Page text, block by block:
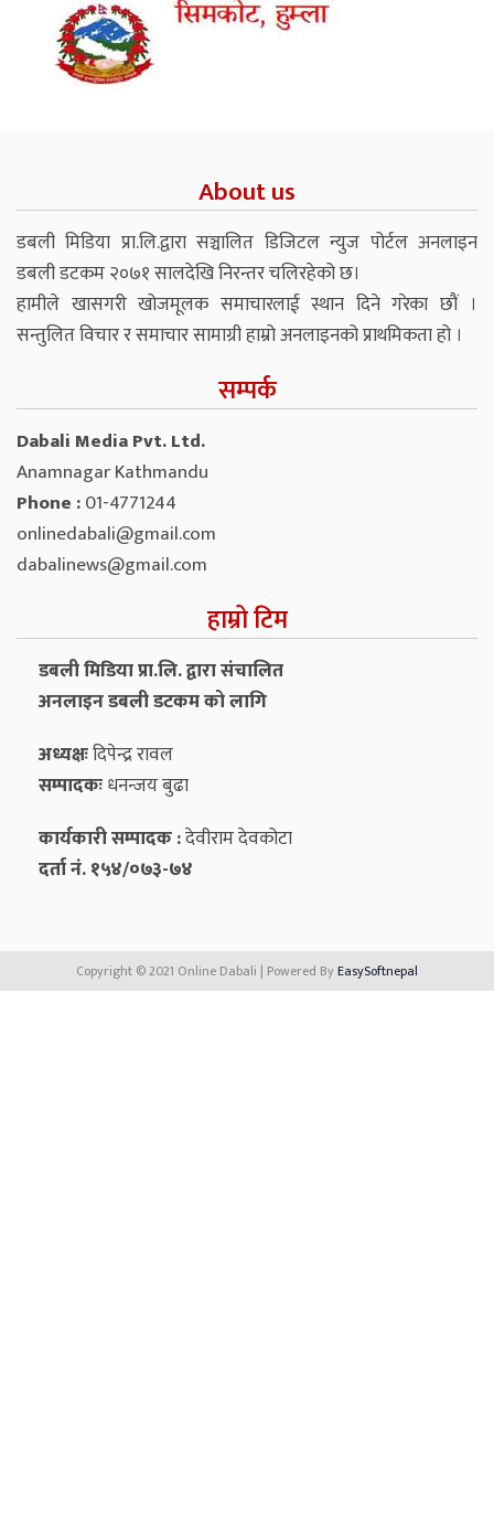
About us
डबली मिडिया प्रा.लि.द्वारा सञ्चालित डिजिटल न्युज पोर्टल अनलाइन
डबली डटकम २०७१ सालदेखि निरन्तर चलिरहेको छ।
हामीले खासगरी खोजमूलक समाचारलाई स्थान दिने गरेका छौं ।
सन्तुलित विचार र समाचार सामाग्री हाम्रो अनलाइनको प्राथमिकता हो ।
सम्पर्क
Dabali Media Pvt. Ltd.
Anamnagar Kathmandu
Phone :01-4771244
onlinedabali@gmail.com
dabalinews@gmail.com
हाम्रो टिम
डबली मिडिया प्रा.लि. द्वारा संचालित
अनलाइन डबली डटकम को लागि
अध्यक्षःदिपेन्द्र रावल
सम्पादकःधनन्‍जय बुढा
कार्यकारी सम्पादक :देवीराम देवकोटा
दर्ता नं. १५४/०७३-७४
Copyright © 2021 Online Dabali | Powered ByEasySoftnepal